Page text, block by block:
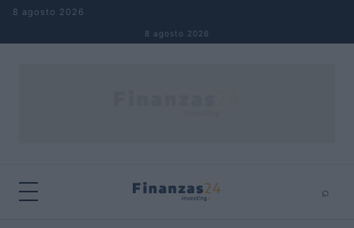
Saltar al contenido
8 agosto 2026
8 agosto 2026
⌕